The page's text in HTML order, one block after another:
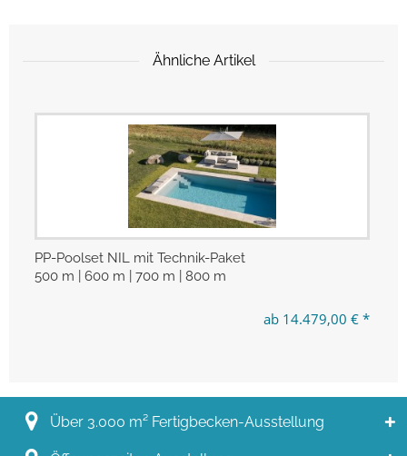
Ähnliche Artikel
PP-Poolset NIL mit Technik-Paket
500 m | 600 m | 700 m | 800 m
ab 14.479,00 € *
Über 3.000 m² Fertigbecken-Ausstellung